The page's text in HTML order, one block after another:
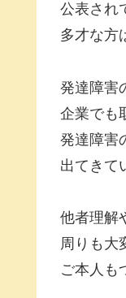
公表され
多才な方
発達障害
企業でも
発達障害
出てきて
他者理解
周りも大
ご本人も